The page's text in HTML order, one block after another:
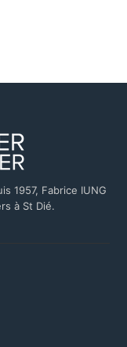
1957, Fabrice IUNG
à St Dié.